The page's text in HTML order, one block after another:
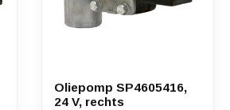
Oliepomp SP4605416,
24 V, rechts